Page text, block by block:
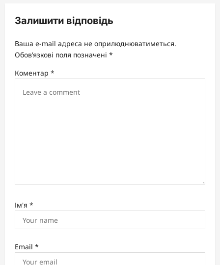
g
a
t
i
Залишити відповідь
Ваша e-mail адреса не оприлюднюватиметься.
Обов’язкові поля позначені *
Коментар *
Ім'я *
Email *